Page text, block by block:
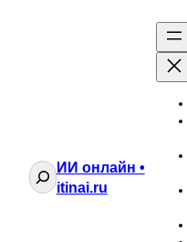
ПоискИИ онлайн •
itinai.ru